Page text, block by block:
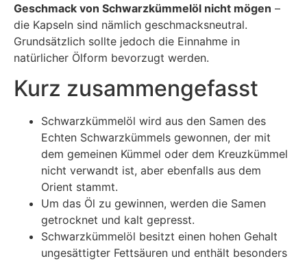
Geschmack von Schwarzkümmelöl nicht mögen –
die Kapseln sind nämlich geschmacksneutral.
Grundsätzlich sollte jedoch die Einnahme in
natürlicher Ölform bevorzugt werden.
Kurz zusammengefasst
Schwarzkümmelöl wird aus den Samen des
Echten Schwarzkümmels gewonnen, der mit
dem gemeinen Kümmel oder dem Kreuzkümmel
nicht verwandt ist, aber ebenfalls aus dem
Orient stammt.
Um das Öl zu gewinnen, werden die Samen
getrocknet und kalt gepresst.
Schwarzkümmelöl besitzt einen hohen Gehalt
ungesättigter Fettsäuren und enthält besonders